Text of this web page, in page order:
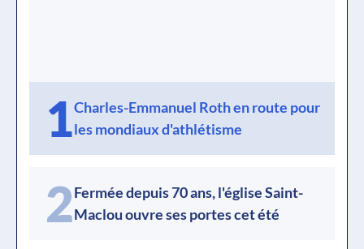
1Charles-Emmanuel Roth en route pour
les mondiaux d'athlétisme
2Fermée depuis 70 ans, l'église Saint-
Maclou ouvre ses portes cet été